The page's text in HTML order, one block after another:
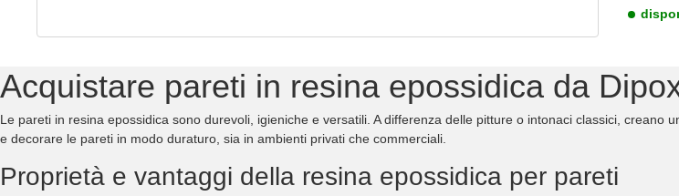
Acquistare pareti in resina epossidica da
Le pareti in resina epossidica sono durevoli, igieniche e versatili. A differenza delle pitture o intonaci classici,
e decorare le pareti in modo duraturo, sia in ambienti privati che commerciali.
Proprietà e vantaggi della resina epossidica per pareti